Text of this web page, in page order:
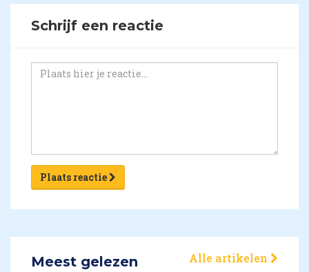
Schrijf een reactie
Plaats reactie
Meest gelezen Alle artikelen